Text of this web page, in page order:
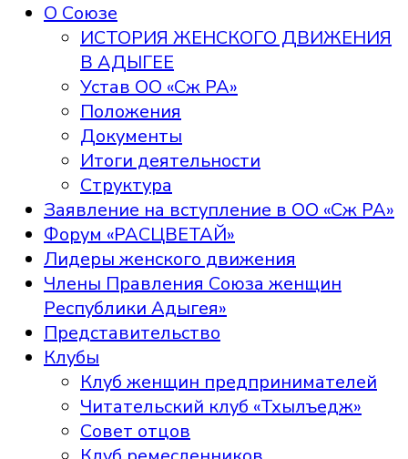
О Союзе
ИСТОРИЯ ЖЕНСКОГО ДВИЖЕНИЯ
В АДЫГЕЕ
Устав ОО «Сж РА»
Положения
Документы
Итоги деятельности
Структура
Заявление на вступление в ОО «Сж РА»
Форум «РАСЦВЕТАЙ»
Лидеры женского движения
Члены Правления Союза женщин
Республики Адыгея»
Представительство
Клубы
Клуб женщин предпринимателей
Читательский клуб «Тхылъедж»
Совет отцов